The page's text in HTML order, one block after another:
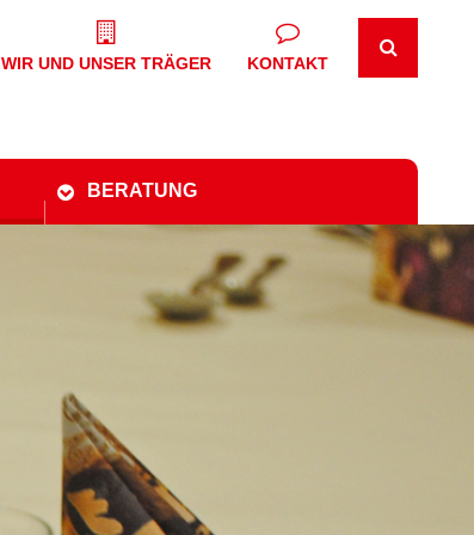
WIR UND UNSER TRÄGER KONTAKT
BERATUNG